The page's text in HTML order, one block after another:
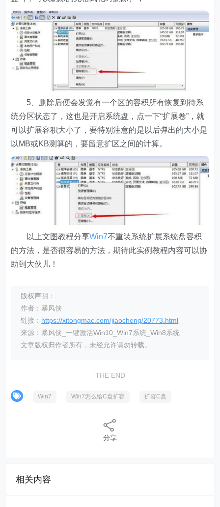
5、删除后便会发觉有一个区的容积所有恢复到待系
统分区状态了，这也是开启系统盘，点一下“扩展卷”，就
可以扩展容积大小了，要特别注意的是以后弹出的大小是
以MB或KB测算的，要留意扩区之间的计算。
以上文图教程分享Win7不重装系统扩展系统盘容积
的方法，是否很容易的方法，期待此实例教程内容可以协
助到大伙儿！
版权声明：
作者：暴风侠
链接： https://xitongmac.com/jiaocheng/20773.html
来源：暴风侠_一键激活Win10_Win7系统_Win8系统
文章版权归作者所有，未经允许请勿转载。
THE END
Win7 Win7怎么给C盘扩容 扩容C盘
分享
相关内容